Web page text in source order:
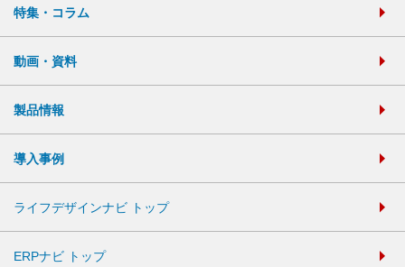
特集・コラム
動画・資料
製品情報
導入事例
ライフデザインナビ トップ
ERPナビ トップ